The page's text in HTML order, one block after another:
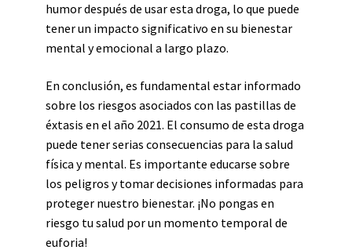
humor después de usar esta droga, lo que puede
tener un impacto significativo en su bienestar
mental y emocional a largo plazo.
En conclusión, es fundamental estar informado
sobre los riesgos asociados con las pastillas de
éxtasis en el año 2021. El consumo de esta droga
puede tener serias consecuencias para la salud
física y mental. Es importante educarse sobre
los peligros y tomar decisiones informadas para
proteger nuestro bienestar. ¡No pongas en
riesgo tu salud por un momento temporal de
euforia!